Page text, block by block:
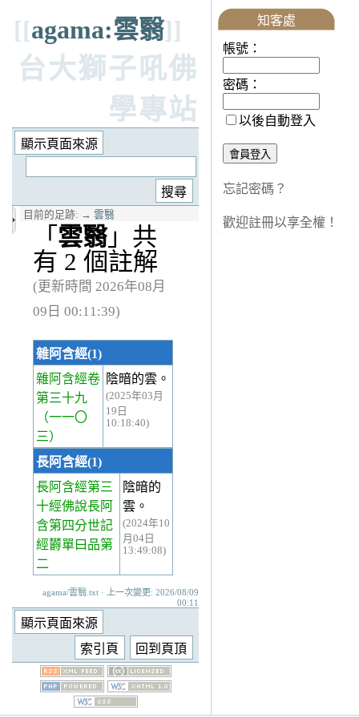
[[agama:雲翳]]
台大獅子吼佛
學專站
目前的足跡: → 雲翳
「 雲翳 」共
有 2 個註解
(更新時間 2026年08月
09日 00:11:39)
雜阿含經(1)
雜阿含經卷
第三十九
（一一〇
三）
陰暗的雲。
(2025年03月
19日
10:18:40)
長阿含經(1)
長阿含經第三
十經佛說長阿
含第四分世記
經欝單曰品第
二
陰暗的
雲。
(2024年10
月04日
13:49:08)
agama/雲翳.txt · 上一次變更: 2026/08/09
00:11
知客處
帳號：
密碼：
以後自動登入
忘記密碼？
歡迎註冊以享全權！